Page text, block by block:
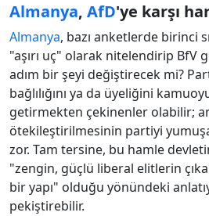
Almanya, AfD'ye karşı
Almanya, bazı anketlerde birinci
"aşırı uç" olarak nitelendirip BfV
adım bir şeyi değiştirecek mi?
bağlılığını ya da üyeliğini
getirmekten çekinenler olabilir;
ötekileştirilmesinin partiyi
zor. Tam tersine, bu hamle
"zengin, güçlü liberal elitlerin
bir yapı" olduğu yönündeki
pekiştirebilir.